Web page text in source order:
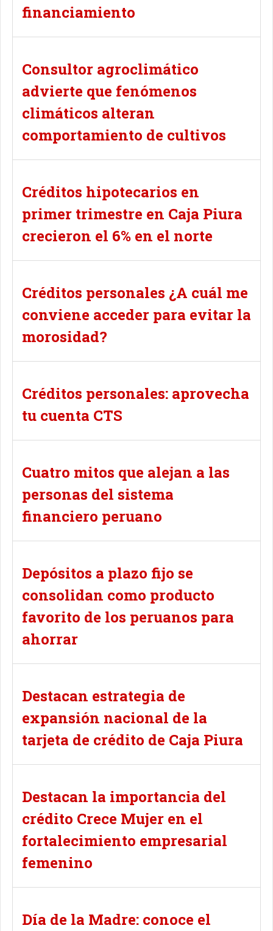
financiamiento
Consultor agroclimático
advierte que fenómenos
climáticos alteran
comportamiento de cultivos
Créditos hipotecarios en
primer trimestre en Caja Piura
crecieron el 6% en el norte
Créditos personales ¿A cuál me
conviene acceder para evitar la
morosidad?
Créditos personales: aprovecha
tu cuenta CTS
Cuatro mitos que alejan a las
personas del sistema
financiero peruano
Depósitos a plazo fijo se
consolidan como producto
favorito de los peruanos para
ahorrar
Destacan estrategia de
expansión nacional de la
tarjeta de crédito de Caja Piura
Destacan la importancia del
crédito Crece Mujer en el
fortalecimiento empresarial
femenino
Día de la Madre: conoce el